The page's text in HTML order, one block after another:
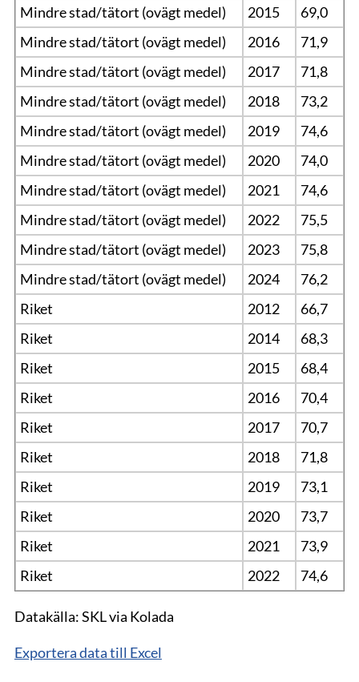
Mindre stad/tätort (ovägt medel)
2015
69,0
Mindre stad/tätort (ovägt medel)
2016
71,9
Mindre stad/tätort (ovägt medel)
2017
71,8
Mindre stad/tätort (ovägt medel)
2018
73,2
Mindre stad/tätort (ovägt medel)
2019
74,6
Mindre stad/tätort (ovägt medel)
2020
74,0
Mindre stad/tätort (ovägt medel)
2021
74,6
Mindre stad/tätort (ovägt medel)
2022
75,5
Mindre stad/tätort (ovägt medel)
2023
75,8
Mindre stad/tätort (ovägt medel)
2024
76,2
Riket
2012
66,7
Riket
2014
68,3
Riket
2015
68,4
Riket
2016
70,4
Riket
2017
70,7
Riket
2018
71,8
Riket
2019
73,1
Riket
2020
73,7
Riket
2021
73,9
Riket
2022 74,6
Datakälla: SKL via Kolada
Exportera data till Excel